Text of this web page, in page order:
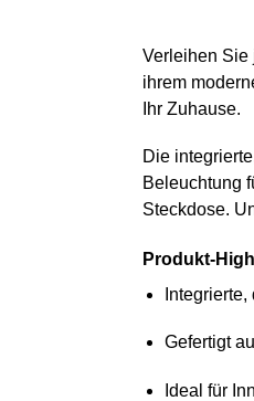
Verleihen Sie
ihrem
Ihr Zuhause.
Die
Beleuchtung
Steckdose.
Produkt-
Gefertigt
Ideal für